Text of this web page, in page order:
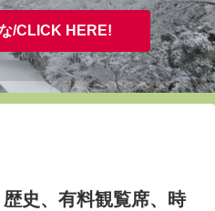
/CLICK HERE!
史、有料観覧席、時